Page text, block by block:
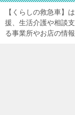
【くらしの救急車】
援、生活介護や相談
る事業所やお店の情